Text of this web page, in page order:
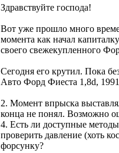
Здравствуйте господа!
Вот уже прошло много
момента как начал
своего свежекупленного
Сегодня его крутил. Пока
Авто Форд Фиеста 1,8d,
2. Момент впрыска
конца не понял. Возможно
4. Есть ли доступные
проверить давление (хоть
форсунку?